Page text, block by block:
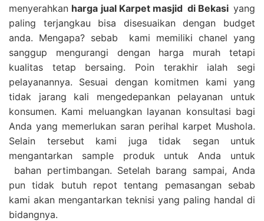
menyerahkan harga jual Karpet masjid di Bekasi yang
paling terjangkau bisa disesuaikan dengan budget
anda. Mengapa? sebab kami memiliki chanel yang
sanggup mengurangi dengan harga murah tetapi
kualitas tetap bersaing. Poin terakhir ialah segi
pelayanannya. Sesuai dengan komitmen kami yang
tidak jarang kali mengedepankan pelayanan untuk
konsumen. Kami meluangkan layanan konsultasi bagi
Anda yang memerlukan saran perihal karpet Mushola.
Selain tersebut kami juga tidak segan untuk
mengantarkan sample produk untuk Anda untuk
bahan pertimbangan. Setelah barang sampai, Anda
pun tidak butuh repot tentang pemasangan sebab
kami akan mengantarkan teknisi yang paling handal di
bidangnya.